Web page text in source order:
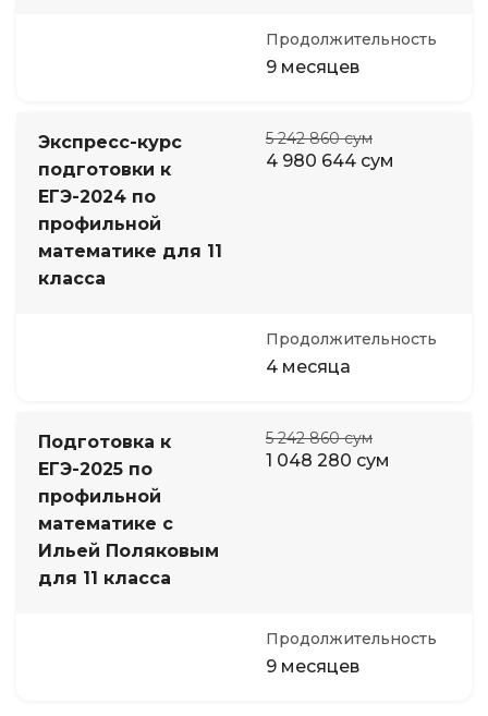
Продолжительность
9 месяцев
Экспресс-курс
подготовки к
ЕГЭ-2024 по
профильной
математике для 11
класса
5 242 860 сум
4 980 644 сум
Продолжительность
4 месяца
Подготовка к
ЕГЭ-2025 по
профильной
математике с
Ильей Поляковым
для 11 класса
5 242 860 сум
1 048 280 сум
Продолжительность
9 месяцев